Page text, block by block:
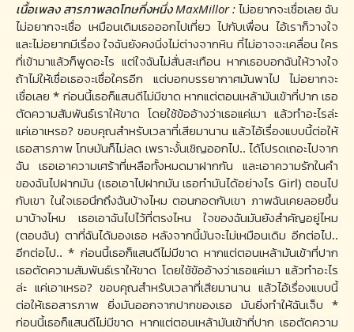
เนื้อเพลง สารภาพลดโทษกึ่งหนึ่ง MaxMillor : ไม่อยากจะเชื่อเลย ฉัน
ไม่อยากจะเชื่อ เหมือนเดิมเธอออกไปเที่ยว ไปกับเพื่อน ไอ้เราก็วางใจ
และไม่อยากมีเรื่อง ใจฉันยังคงนิ่งไม่ต่างจากหิน ที่ไม่อาจจะเคลื่อน ใคร
ที่เข้ามาแล้วก็พูดอะไร แต่ใจฉันไม่สั่นสะเทือน หากเธอบอกฉันให้วางใจ
ถ้าไม่ให้เชื่อเธอจะเชื่อใครอีก แต่บอกบรรยากาศมันพาไป ไม่อยากจะ
เชื่อเลย * ก่อนนี้เธอก็แสนดีไม่มีขาด หากแต่ตอนเหล้ามันเข้าที่ปาก เธอ
ตัดความสัมพันธ์เราให้ขาด โดยใช้ข้ออ้างว่าเธอแค่เมา แล้วทำอะไรล่ะ
แค่เอาเหรอ? ขอบคุณสำหรับเวลาที่เสียมานาน แล้วไอ้เรื่องแบบนี้ต่อให้
เธอสารภาพ โทษมันก็ไม่ลด เพราะงั้นเชิญออกไป.. ได้โปรดเถอะไปจาก
ฉัน เธอเอาความเศร้าที่เหลือทั้งหมดมาฝากกัน และเอาความรักในคำ
ของฉันไปฝากมัน (เธอเอาไปฝากมัน เธอทำมันได้อย่างไร Girl) ตอนไป
กับเขา ในใจเธอนึกถึงฉันบ้างไหม ตอนกอดกับเขา ภาพฉันเคยลอยขึ้น
มาบ้างไหม เธอเอาฉันไปไว้ที่ตรงไหน ใจของฉันมันยังสำคัญอยู่ไหม
(ตอบฉัน) ตาที่ฉันได้มองเธอ หลังจากนี้มันจะไม่เหมือนเดิม อีกต่อไป..
อีกต่อไป.. * ก่อนนี้เธอก็แสนดีไม่มีขาด หากแต่ตอนเหล้ามันเข้าที่ปาก
เธอตัดความสัมพันธ์เราให้ขาด โดยใช้ข้ออ้างว่าเธอแค่เมา แล้วทำอะไร
ล่ะ แค่เอาเหรอ? ขอบคุณสำหรับเวลาที่เสียมานาน แล้วไอ้เรื่องแบบนี้
ต่อให้เธอสารภาพ ยิ่งมันออกจากปากของเธอ มันยิ่งทำให้ฉันเจ็บ *
ก่อนนี้เธอก็แสนดีไม่มีขาด หากแต่ตอนเหล้ามันเข้าที่ปาก เธอตัดความ